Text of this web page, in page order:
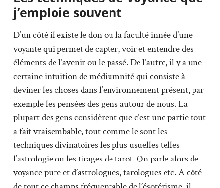
j’emploie souvent
D’un côté il existe le don ou la faculté innée d’une
voyante qui permet de capter, voir et entendre des
éléments de l’avenir ou le passé. De l’autre, il y a une
certaine intuition de médiumnité qui consiste à
deviner les choses dans l’environnement présent, par
exemple les pensées des gens autour de nous. La
plupart des gens considèrent que c’est une partie tout
a fait vraisembable, tout comme le sont les
techniques divinatoires les plus usuelles telles
l’astrologie ou les tirages de tarot. On parle alors de
voyance pure et d’astrologues, tarologues etc. A côté